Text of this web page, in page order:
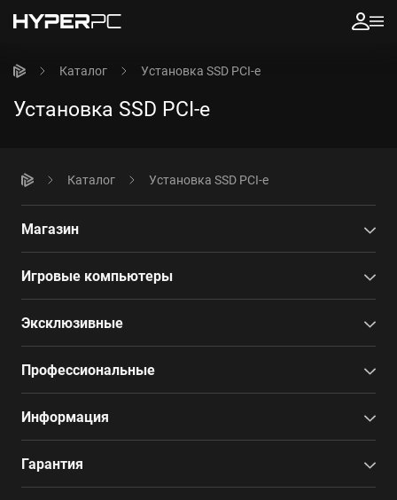
Каталог Установка SSD PCI-e
Установка SSD PCI-e
Каталог Установка SSD PCI-e
Магазин
Игровые компьютеры
Эксклюзивные
Профессиональные
Информация
Гарантия